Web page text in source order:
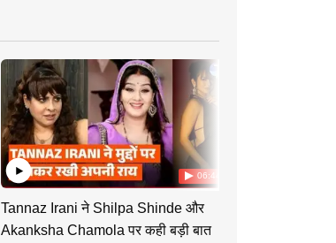
06:44
Tannaz Irani ने Shilpa Shinde और
Akanksha Chamola पर कही बड़ी बात